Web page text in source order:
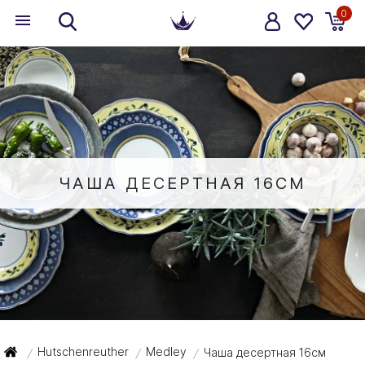
0
ЧАША ДЕСЕРТНАЯ 16СМ
/ Hutschenreuther / Medley / Чаша десертная 16см